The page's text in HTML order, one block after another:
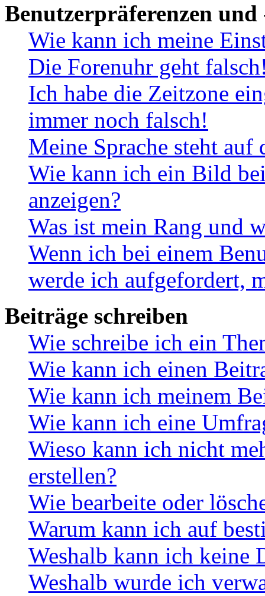
Benutzerpräferenzen und
Wie kann ich meine
Die Forenuhr geht
Ich habe die Zeitzone
immer noch falsch!
Meine Sprache steht
Wie kann ich ein Bild
anzeigen?
Was ist mein Rang und
Wenn ich bei einem
werde ich aufgefordert,
Beiträge schreiben
Wie schreibe ich ein
Wie kann ich einen
Wie kann ich meinem
Wie kann ich eine
Wieso kann ich nicht
erstellen?
Wie bearbeite oder
Warum kann ich auf
Weshalb kann ich keine
Weshalb wurde ich